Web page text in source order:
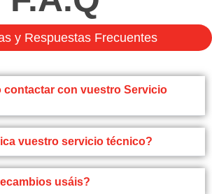
y Respuestas Frecuentes
contactar con vuestro Servicio
vuestro servicio técnico?
usáis?